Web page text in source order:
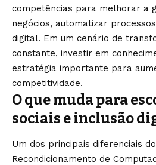
competências para melhorar a
negócios, automatizar
digital. Em um cenário de
constante, investir em
estratégia importante para
competitividade.
O que muda para
sociais e inclusão
Um dos principais diferenciais
Recondicionamento de